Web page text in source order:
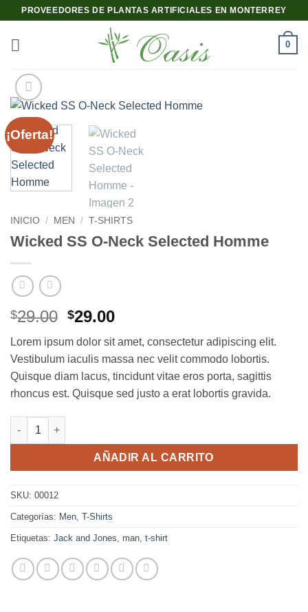
Saltar
contenido
PROVEEDORES DE PLANTAS ARTIFICIALES EN MONTERREY
0
¡Oferta!
INICIO / MEN / T-SHIRTS
Wicked SS O-Neck Selected Homme
$29.00 El
original
era:
$29.00.
$29.00El
actual
es:
$29.00.
Lorem ipsum dolor sit amet, consectetur adipiscing elit.
Vestibulum iaculis massa nec velit commodo lobortis.
Quisque diam lacus, tincidunt vitae eros porta, sagittis
rhoncus est. Quisque sed justo a erat lobortis gravida.
Wicked SS O-Neck Selected Homme cantidad
AÑADIR AL CARRITO
SKU: 00012
Categorías: Men, T-Shirts
Etiquetas: Jack and Jones, man, t-shirt